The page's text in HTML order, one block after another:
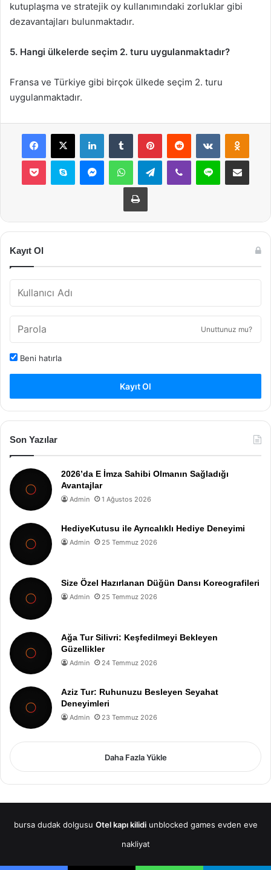
kutuplaşma ve stratejik oy kullanımındaki zorluklar gibi
dezavantajları bulunmaktadır.
5. Hangi ülkelerde seçim 2. turu uygulanmaktadır?
Fransa ve Türkiye gibi birçok ülkede seçim 2. turu
uygulanmaktadır.
Facebook
X LinkedInTumblr PinterestReddit VKontakte
Pocket Skype MessengerWhatsAppTelegramViber Line E-Posta ile
Yazdır
Kayıt Ol
Unuttunuz mu?
Beni hatırla
Kayıt Ol
Son Yazılar
2026’da E İmza Sahibi Olmanın Sağladığı
Avantajlar
Admin 1 Ağustos 2026
HediyeKutusu ile Ayrıcalıklı Hediye Deneyimi
Admin 25 Temmuz 2026
Size Özel Hazırlanan Düğün Dansı Koreografileri
Admin 25 Temmuz 2026
Ağa Tur Silivri: Keşfedilmeyi Bekleyen
Güzellikler
Admin 24 Temmuz 2026
Aziz Tur: Ruhunuzu Besleyen Seyahat
Deneyimleri
Admin 23 Temmuz 2026
Daha Fazla Yükle
bursa dudak dolgusu Otel kapı kilidi unblocked games evden eve
nakliyat